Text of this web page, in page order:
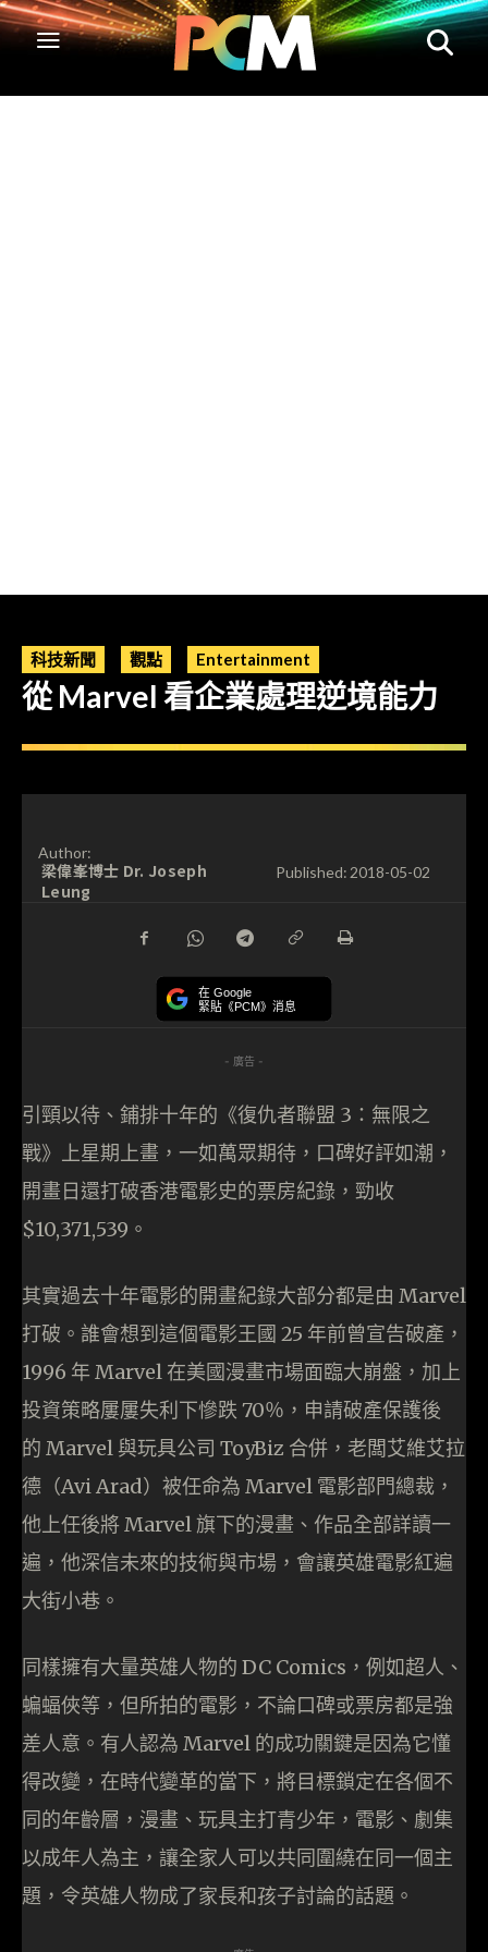
科技新聞 觀點 Entertainment
從 Marvel 看企業處理逆境能力
Author:
梁偉峯博士 Dr. Joseph
Leung
Published: 2018-05-02
在 Google
緊貼《PCM》消息
- 廣告 -
引頸以待、鋪排十年的《復仇者聯盟 3：無限之
戰》上星期上畫，一如萬眾期待，口碑好評如潮，
開畫日還打破香港電影史的票房紀錄，勁收
$10,371,539。
其實過去十年電影的開畫紀錄大部分都是由 Marvel
打破。誰會想到這個電影王國 25 年前曾宣告破產，
1996 年 Marvel 在美國漫畫市場面臨大崩盤，加上
投資策略屢屢失利下慘跌 70％，申請破產保護後
的 Marvel 與玩具公司 ToyBiz 合併，老闆艾維艾拉
德（Avi Arad）被任命為 Marvel 電影部門總裁，
他上任後將 Marvel 旗下的漫畫、作品全部詳讀一
遍，他深信未來的技術與市場，會讓英雄電影紅遍
大街小巷。
同樣擁有大量英雄人物的 DC Comics，例如超人、
蝙蝠俠等，但所拍的電影，不論口碑或票房都是強
差人意。有人認為 Marvel 的成功關鍵是因為它懂
得改變，在時代變革的當下，將目標鎖定在各個不
同的年齡層，漫畫、玩具主打青少年，電影、劇集
以成年人為主，讓全家人可以共同圍繞在同一個主
題，令英雄人物成了家長和孩子討論的話題。